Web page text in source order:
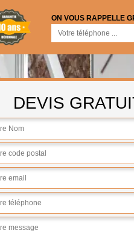
ON VOUS RAPPELLE
DEVIS